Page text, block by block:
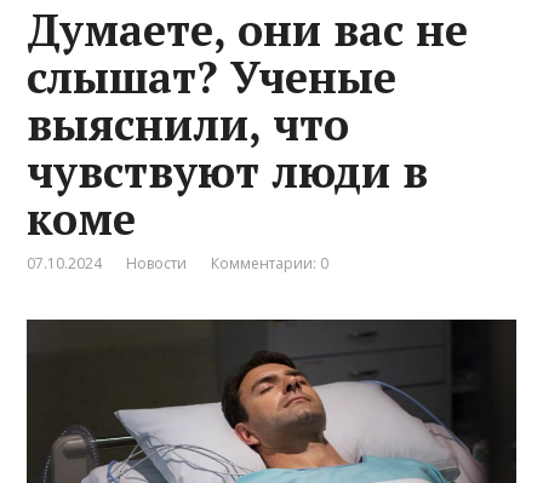
Думаете, они вас не
слышат? Ученые
выяснили, что
чувствуют люди в
коме
07.10.2024 Новости Комментарии: 0